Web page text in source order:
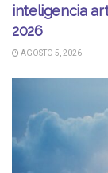
inteligencia
2026
AGOSTO 5, 2026